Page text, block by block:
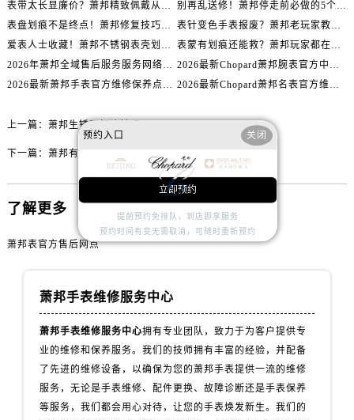
山西省太原市迎泽区迎泽街道解放路15号亨得利名表维修授权店3楼萧邦售后服务中心（需提前预约）
天津市和平区赤峰道136号天津国际金融中心26层2603室萧邦售后服务中心（需提前预约）
表带太长显廉价？萧邦精致佩戴从调整开始！
别再乱送修！萧邦停走前必做的5个自检步骤
表盘划痕不是终点！萧邦修复技巧助你重拾自信
表针变色手表报废？萧邦老玩家教你正确应对
爱表人士收藏！萧邦不锈钢表壳划痕修复指南
表蒙有划痕还能救？萧邦玩家都在用的修复方法
2026年萧邦全域售后服务服务网络迭代升级公告（最新电话及地址）
2026最新Chopard萧邦腕表官方中心网点地址实地探访报告
2026最新萧邦手表官方维修保养点地址考察报告
2026最新Chopard萧邦名表官方维修服务点地址调研报告
上一篇： 萧邦生锈了解决技巧
下一篇： 萧邦有价值买吗值得买吗
了解更多
萧邦表官方售后网点
萧邦手表维修服务中心
萧邦手表维修服务中心拥有专业团队，致力于为客户提供专
业的维修和保养服务。我们的技师拥有丰富的经验，并配备
了先进的维修设备，以确保为您的萧邦手表提供一流的维修
服务，无论是手表维修、配件更换、故障诊断还是手表保养
等服务，我们都会用心对待，让您的手表焕发新生。我们的
预约入口 关闭
立即预约
提前预约免排队，到店即享服务
预约时间有变无需取消，可随时重新预约